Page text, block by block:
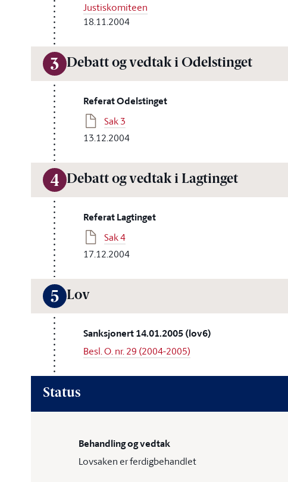
Justiskomiteen
18.11.2004
3 Debatt og vedtak i Odelstinget
Referat Odelstinget
Sak 3
13.12.2004
4 Debatt og vedtak i Lagtinget
Referat Lagtinget
Sak 4
17.12.2004
5 Lov
Sanksjonert 14.01.2005 (lov6)
Besl. O. nr. 29 (2004-2005)
Status
Behandling og vedtak
Lovsaken er ferdigbehandlet